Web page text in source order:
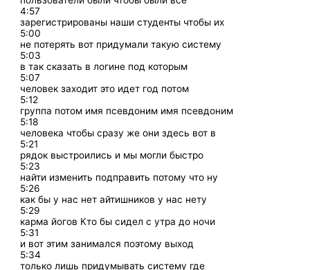
4:57
зарегистрированы наши студенты чтобы их
5:00
не потерять вот придумали такую систему
5:03
в так сказать в логине под которым
5:07
человек заходит это идет год потом
5:12
группа потом имя псевдоним имя псевдоним
5:18
человека чтобы сразу же они здесь вот в
5:21
рядок выстроились и мы могли быстро
5:23
найти изменить подправить потому что ну
5:26
как бы у нас нет айтишников у нас нету
5:29
карма йогов Кто бы сидел с утра до ночи
5:31
и вот этим занимался поэтому выход
5:34
только лишь придумывать систему где